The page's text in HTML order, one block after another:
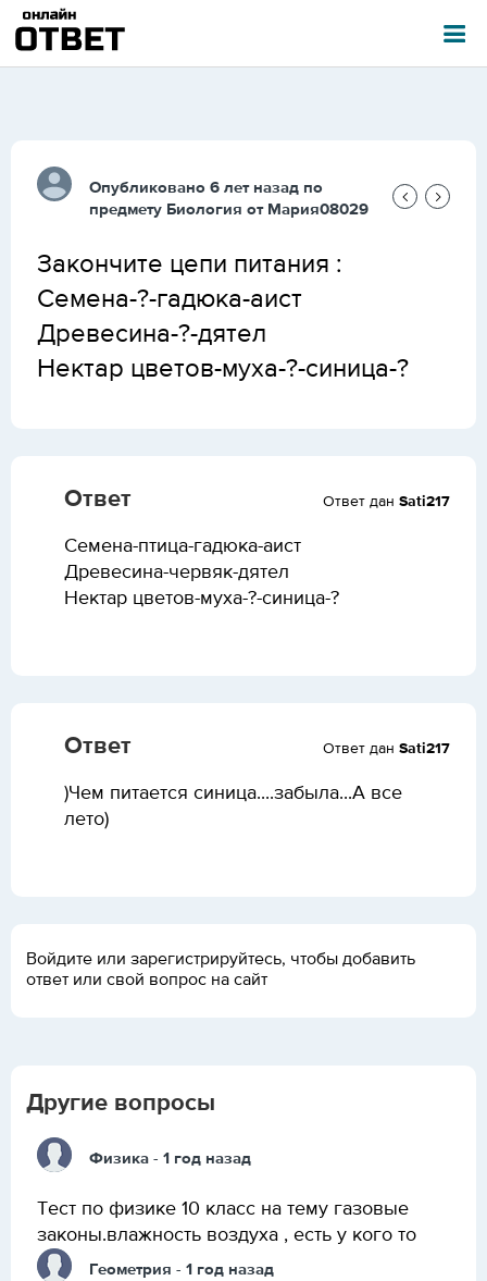
Опубликовано 6 лет назад по
предмету Биология от Мария08029
Закончите цепи питания :
Семена-?-гадюка-аист
Древесина-?-дятел
Нектар цветов-муха-?-синица-?
Ответ Ответ дан Sati217
Семена-птица-гадюка-аист
Древесина-червяк-дятел
Нектар цветов-муха-?-синица-?
Ответ Ответ дан Sati217
)Чем питается синица....забыла...А все
лето)
Войдите или зарегистрируйтесь, чтобы добавить
ответ или свой вопрос на сайт
Другие вопросы
Физика - 1 год назад
Тест по физике 10 класс на тему газовые
законы.влажность воздуха , есть у кого то
Геометрия - 1 год назад